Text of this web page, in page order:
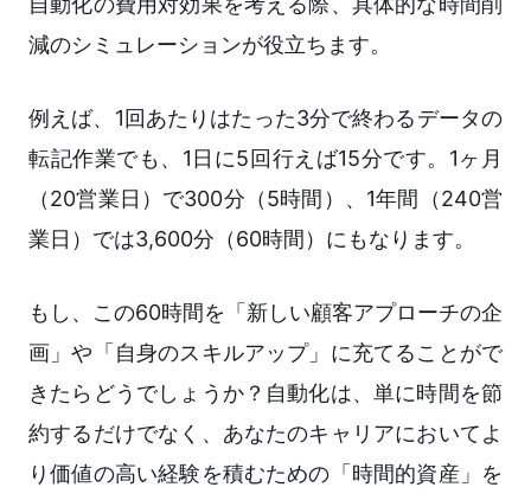
減のシミュレーションが役立ちます。
例えば、1回あたりはたった3分で終わるデータの
転記作業でも、1日に5回行えば15分です。1ヶ月
（20営業日）で300分（5時間）、1年間（240営
業日）では3,600分（60時間）にもなります。
もし、この60時間を「新しい顧客アプローチの企
画」や「自身のスキルアップ」に充てることがで
きたらどうでしょうか？自動化は、単に時間を節
約するだけでなく、あなたのキャリアにおいてよ
り価値の高い経験を積むための「時間的資産」を